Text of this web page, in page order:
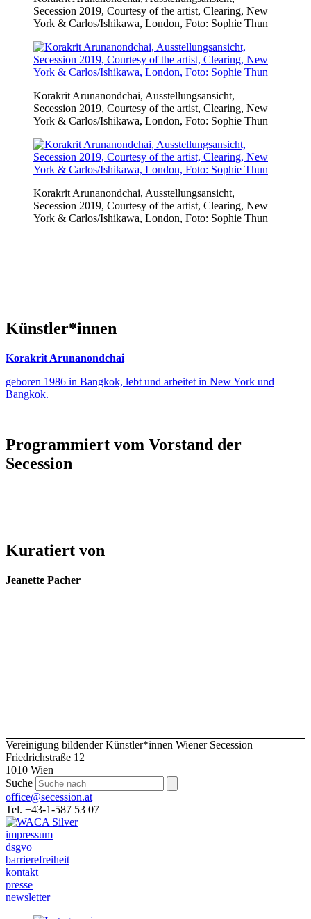
Secession 2019, Courtesy of the artist, Clearing, New
York & Carlos/Ishikawa, London, Foto: Sophie Thun
Korakrit Arunanondchai, Ausstellungsansicht,
Secession 2019, Courtesy of the artist, Clearing, New
York & Carlos/Ishikawa, London, Foto: Sophie Thun
Korakrit Arunanondchai, Ausstellungsansicht,
Secession 2019, Courtesy of the artist, Clearing, New
York & Carlos/Ishikawa, London, Foto: Sophie Thun
Künstler*innen
Korakrit Arunanondchai
geboren 1986 in Bangkok, lebt und arbeitet in New York und
Bangkok.
Programmiert vom Vorstand der
Secession
Kuratiert von
Jeanette Pacher
Vereinigung bildender Künstler*innen Wiener Secession
Friedrichstraße 12
1010 Wien
Suche
office@secession.at
Tel. +43-1-587 53 07
impressum
dsgvo
barrierefreiheit
kontakt
presse
newsletter